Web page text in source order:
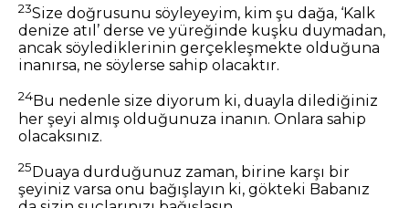
23Size doğrusunu söyleyeyim, kim şu dağa, ‘Kalk
denize atıl’ derse ve yüreğinde kuşku duymadan,
ancak söylediklerinin gerçekleşmekte olduğuna
inanırsa, ne söylerse sahip olacaktır.
24Bu nedenle size diyorum ki, duayla dilediğiniz
her şeyi almış olduğunuza inanın. Onlara sahip
olacaksınız.
25Duaya durduğunuz zaman, birine karşı bir
şeyiniz varsa onu bağışlayın ki, gökteki Babanız